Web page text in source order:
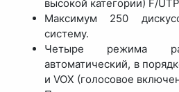
высокой категории) F/
Максимум 250
систему.
Четыре режима
автоматический, в
и VOX (голосовое